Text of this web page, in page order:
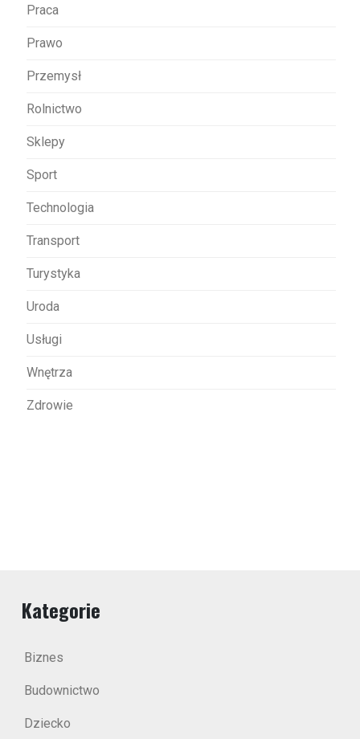
Praca
Prawo
Przemysł
Rolnictwo
Sklepy
Sport
Technologia
Transport
Turystyka
Uroda
Usługi
Wnętrza
Zdrowie
Kategorie
Biznes
Budownictwo
Dziecko